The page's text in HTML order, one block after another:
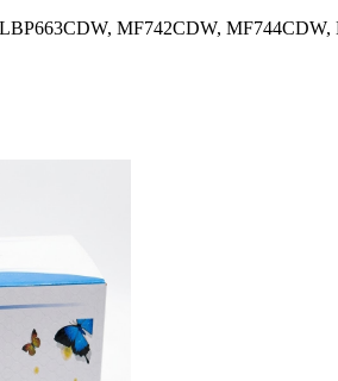
LBP663CDW, MF742CDW, MF744CDW,